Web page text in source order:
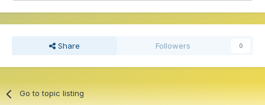
Share Followers 0
Go to topic listing